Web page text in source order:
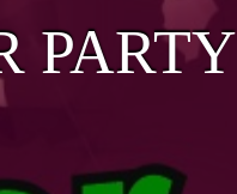
PARTY